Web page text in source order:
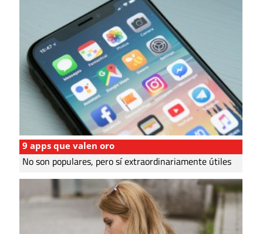
9 apps que valen oro
No son populares, pero sí extraordinariamente útiles